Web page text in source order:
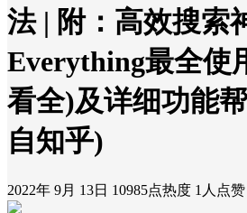
法 | 附：高效搜索
Everything最全使
看全)及详细功能
自知乎)
2022年 9月 13日 10985点热度 1人点赞